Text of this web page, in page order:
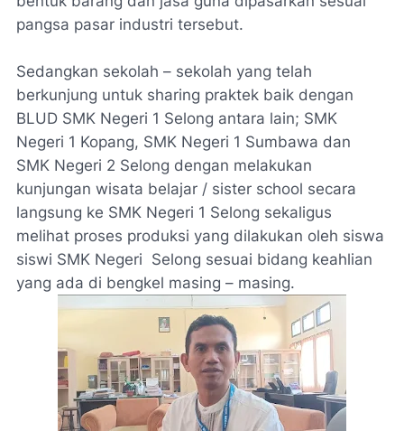
pangsa pasar industri tersebut.
Sedangkan sekolah – sekolah yang telah
berkunjung untuk sharing praktek baik dengan
BLUD SMK Negeri 1 Selong antara lain; SMK
Negeri 1 Kopang, SMK Negeri 1 Sumbawa dan
SMK Negeri 2 Selong dengan melakukan
kunjungan wisata belajar / sister school secara
langsung ke SMK Negeri 1 Selong sekaligus
melihat proses produksi yang dilakukan oleh siswa
siswi SMK Negeri Selong sesuai bidang keahlian
yang ada di bengkel masing – masing.